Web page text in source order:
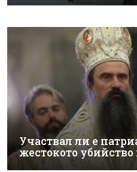
Участвал ли е
жестокото